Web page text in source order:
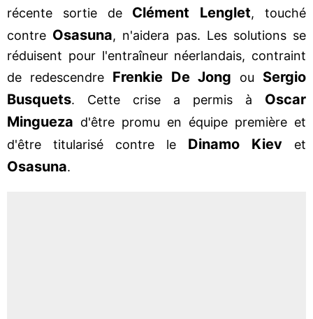
récente sortie de Clément Lenglet, touché
contre Osasuna, n'aidera pas. Les solutions se
réduisent pour l'entraîneur néerlandais, contraint
de redescendre Frenkie De Jong ou Sergio
Busquets. Cette crise a permis à Oscar
Mingueza d'être promu en équipe première et
d'être titularisé contre le Dinamo Kiev et
Osasuna.